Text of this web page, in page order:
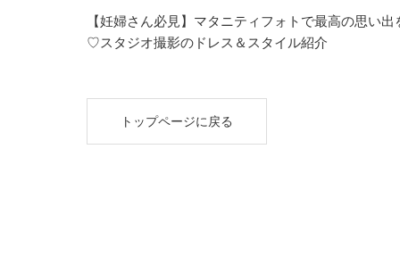
【妊婦さん必見】マタニティフォトで最高の思い出
♡スタジオ撮影のドレス＆スタイル紹介
トップページに戻る